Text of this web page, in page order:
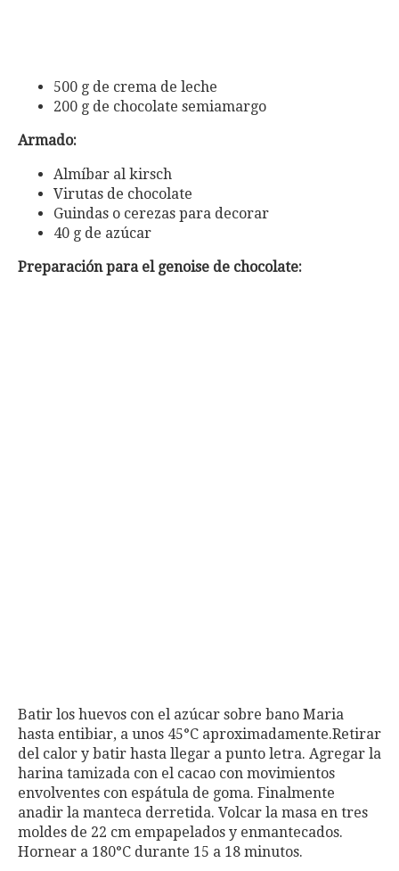
500 g de crema de leche
200 g de chocolate semiamargo
Armado:
Almíbar al kirsch
Virutas de chocolate
Guindas o cerezas para decorar
40 g de azúcar
Preparación para el genoise de chocolate:
Batir los huevos con el azúcar sobre bano Maria
hasta entibiar, a unos 45°C aproximadamente.Retirar
del calor y batir hasta llegar a punto letra. Agregar la
harina tamizada con el cacao con movimientos
envolventes con espátula de goma. Finalmente
anadir la manteca derretida. Volcar la masa en tres
moldes de 22 cm empapelados y enmantecados.
Hornear a 180°C durante 15 a 18 minutos.